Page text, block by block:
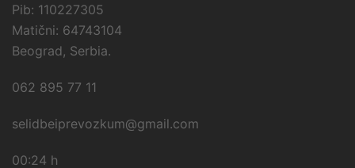
Pib: 110227305
Matični: 64743104
Beograd, Serbia.
062 895 77 11
selidbeiprevozkum@gmail.com
00:24 h